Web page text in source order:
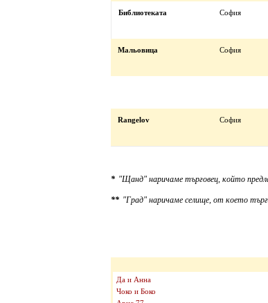
Библиотеката София
Мальовица София
Rangelov София
* "Щанд" наричаме търговец, който
** "Град" наричаме селище, от което
Да и Анна
Чоко и Боко